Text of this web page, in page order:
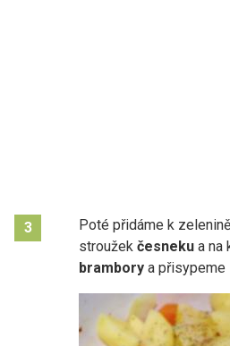
3
Poté přidáme k
stroužek česneku a na
brambory a přisypeme